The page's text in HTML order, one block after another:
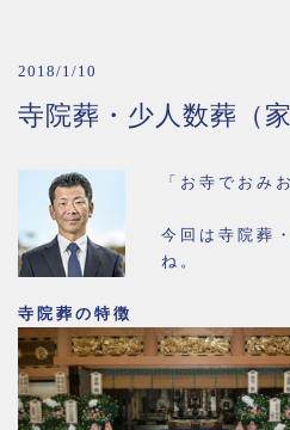
2018/1/10
寺院葬・少人数葬（
「お寺でおみ
今回は寺院葬
ね。
寺院葬の特徴